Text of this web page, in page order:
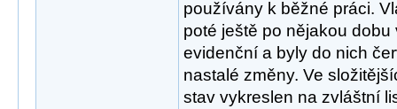
používány k běžné práci.
poté ještě po nějakou
evidenční a byly do nich
nastalé změny. Ve
stav vykreslen na zvláštní